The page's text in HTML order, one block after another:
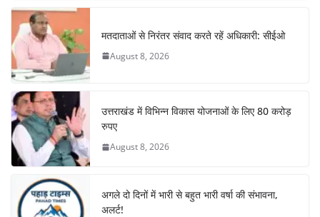
b
o
o
k
A
p
p
m n
मतदाताओं से निरंतर संवाद करते रहें अधिकारी: सीईओ
August 8, 2026
उत्तराखंड में विभिन्न विकास योजनाओं के लिए 80 करोड़
रुपए
August 8, 2026
अगले दो दिनों में भारी से बहुत भारी वर्षा की संभावना,
अलर्ट!